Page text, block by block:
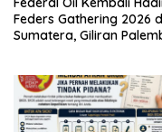
Feders Gathering 2026
Sumatera, Giliran